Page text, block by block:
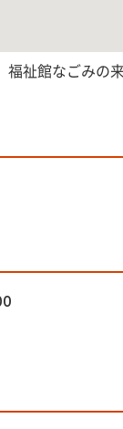
祉館なごみの